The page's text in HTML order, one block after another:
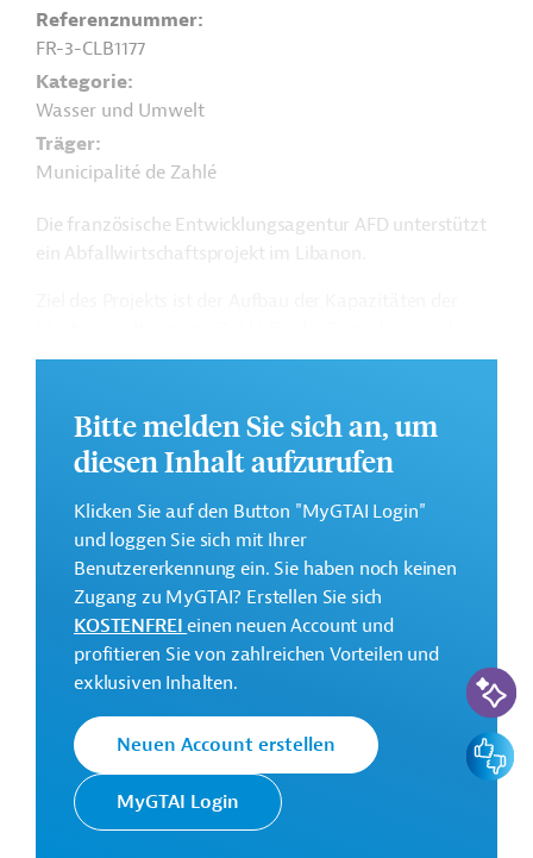
Referenznummer
FR-3-CLB1177
Kategorie
Wasser und Umwelt
Träger
Municipalité de Zahlé
Die französische Entwicklungsagentur AFD unterstützt
ein Abfallwirtschaftsprojekt im Libanon.
Verwertung organischer Abfälle sowie die
Die Durchführung des Projekts ist bis Februar 2028
geplant.
Weitere Informationen zu dem Entwicklungsprojekt
finden Sie auf der Webseite der AFD
GTAI informiert über die AFD : Schwerpunkte,
Regularien und praktische Hinweise zur
Geschäftsanbahnung.
Gesamtkosten:
Geberbeitrag:
1,4 Millionen Euro (Zuschuss)
Kontaktadressen
Bitte melden Sie sich an, um
diesen Inhalt aufzurufen
Klicken Sie auf den Button "MyGTAI Login"
und loggen Sie sich mit Ihrer
Benutzererkennung ein. Sie haben noch keinen
Zugang zu MyGTAI? Erstellen Sie sich
KOSTENFREIeinen neuen Account und
profitieren Sie von zahlreichen Vorteilen und
exklusiven Inhalten.
Neuen Account erstellen
MyGTAI Login
KI-